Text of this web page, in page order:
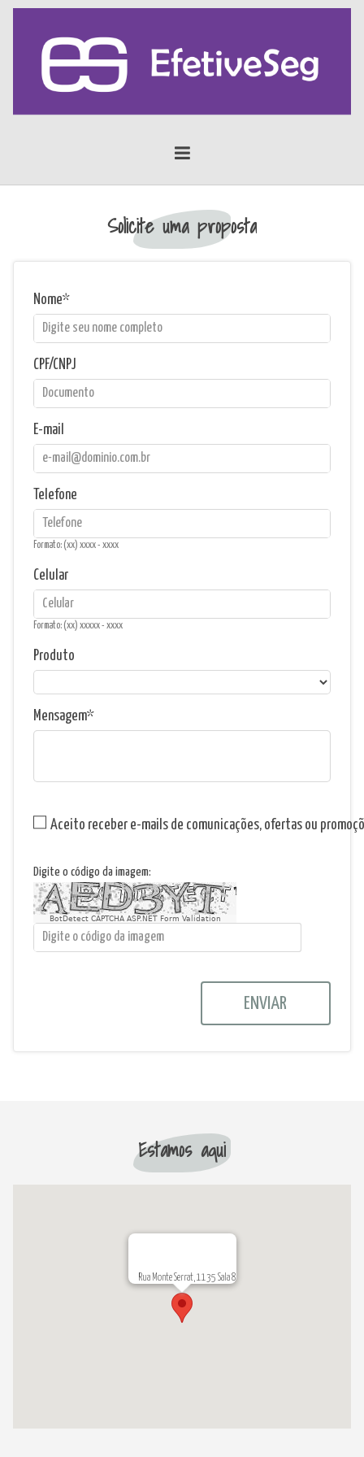
Solicite uma proposta
Nome
CPF/CNPJ
E-mail
Telefone
Formato: (xx) xxxx - xxxx
Celular
Formato: (xx) xxxxx - xxxx
Produto
Mensagem
Aceito receber e-mails de comunicações, ofertas ou
Digite o código da imagem:
BotDetect CAPTCHA ASP.NET Form Validation
ENVIAR
Estamos aqui
Rua Monte Serrat, 1135 Sala 8